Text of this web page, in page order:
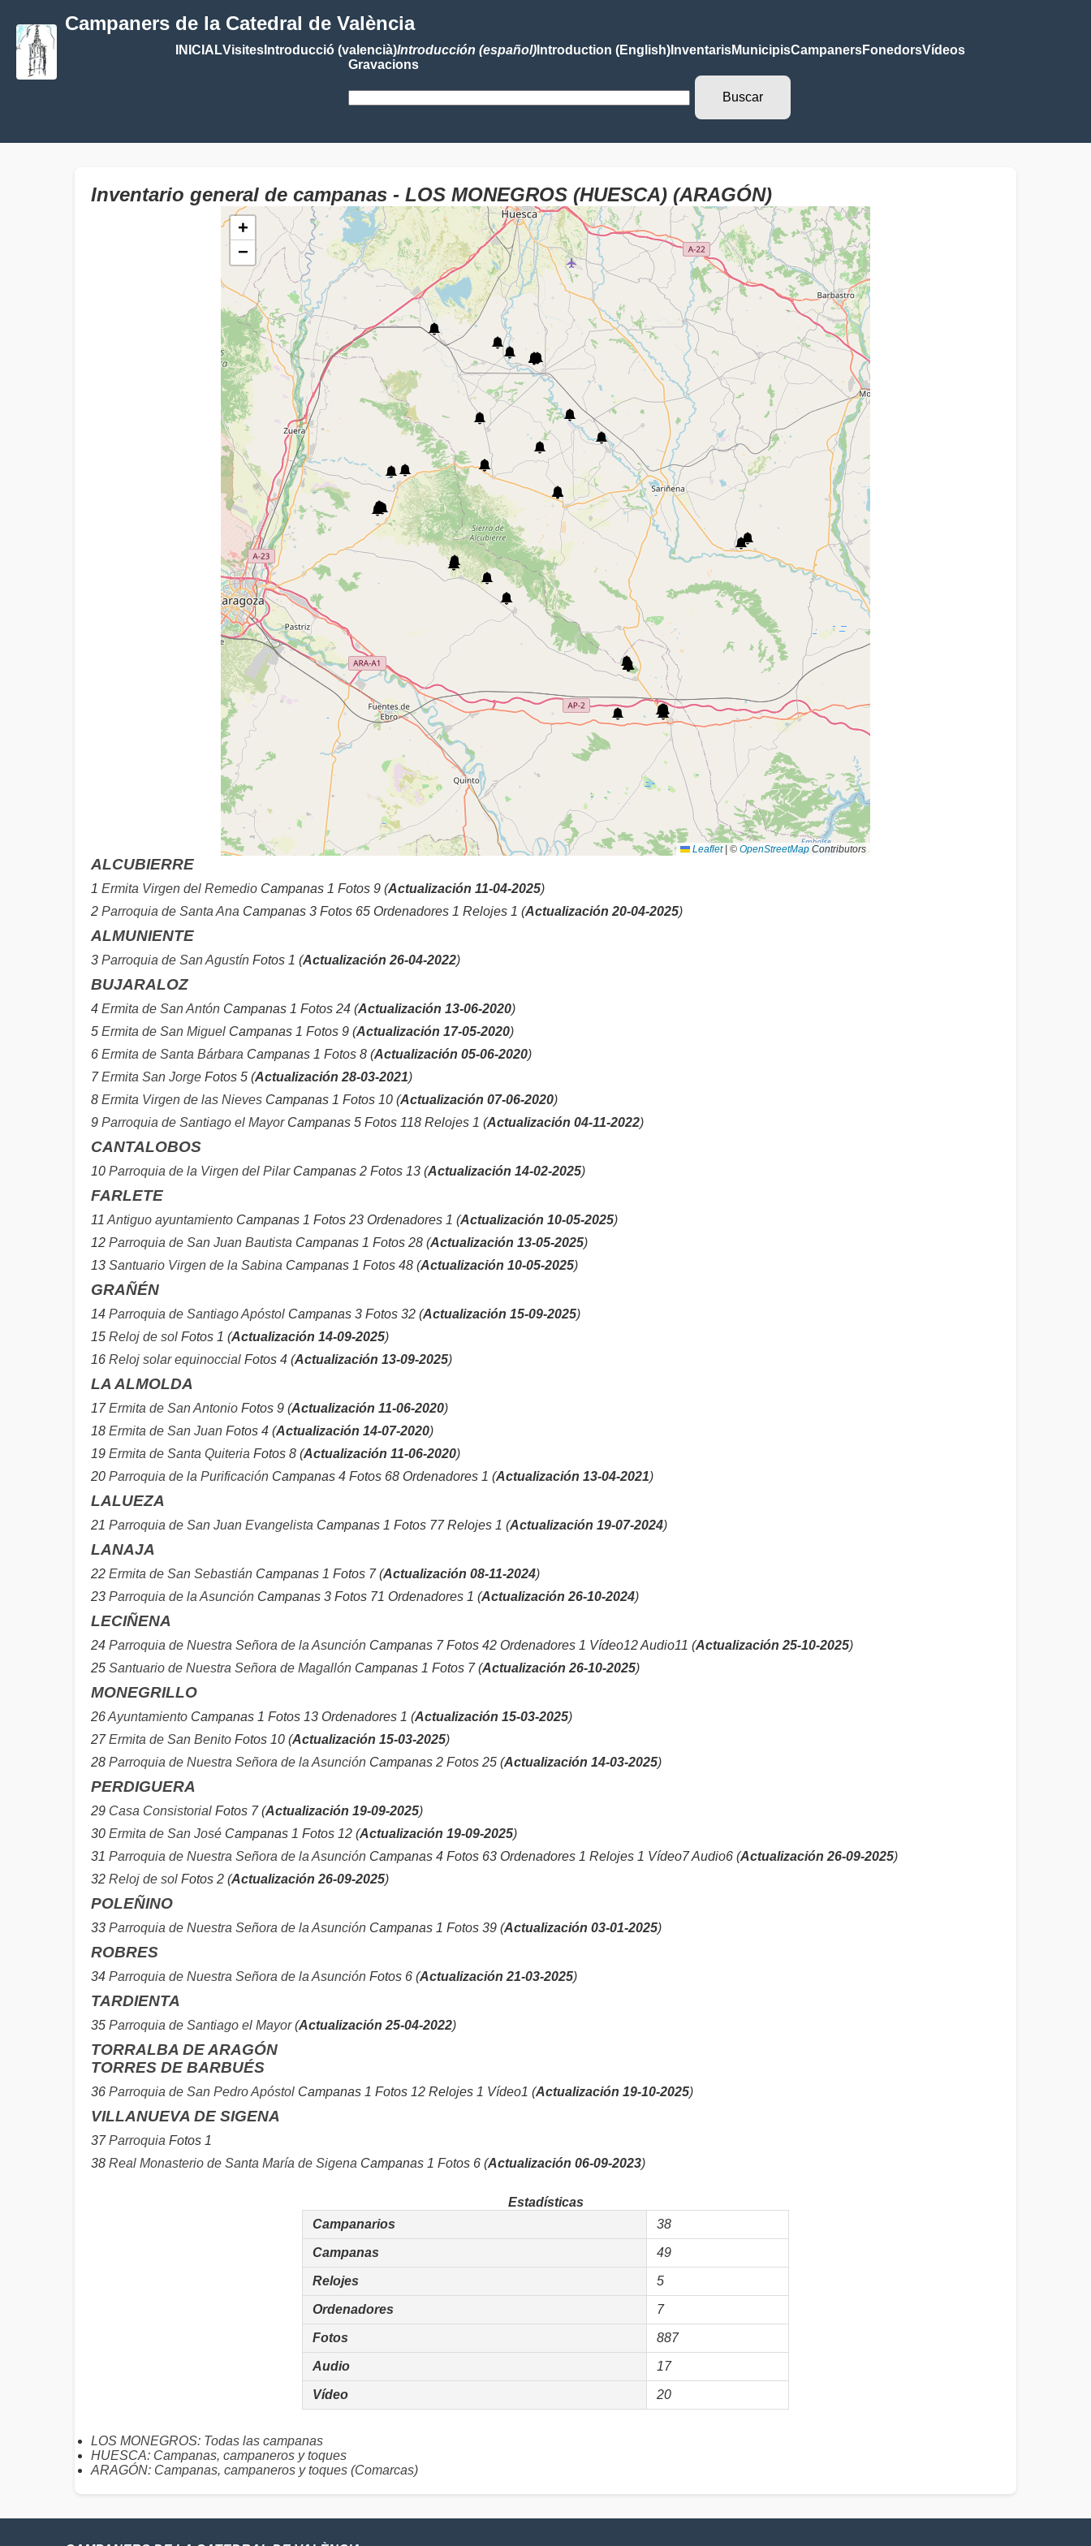
Campaners de la Catedral de València
INICIALVisitesIntroducció (valencià)Introducción (español)Introduction (English)InventarisMunicipisCampanersFonedorsVídeos
Gravacions
Inventario general de campanas - LOS MONEGROS (HUESCA) (ARAGÓN)
+
−
Leaflet © OpenStreetMapContributors
ALCUBIERRE
1 Ermita Virgen del Remedio Campanas 1 Fotos 9 (Actualización 11-04-2025)
2 Parroquia de Santa Ana Campanas 3 Fotos 65 Ordenadores 1 Relojes 1 (Actualización 20-04-2025)
ALMUNIENTE
3 Parroquia de San Agustín Fotos 1 (Actualización 26-04-2022)
BUJARALOZ
4 Ermita de San Antón Campanas 1 Fotos 24 (Actualización 13-06-2020)
5 Ermita de San Miguel Campanas 1 Fotos 9 (Actualización 17-05-2020)
6 Ermita de Santa Bárbara Campanas 1 Fotos 8 (Actualización 05-06-2020)
7Ermita San Jorge Fotos 5 (Actualización 28-03-2021)
8 Ermita Virgen de las Nieves Campanas 1 Fotos 10 (Actualización 07-06-2020)
9 Parroquia de Santiago el MayorCampanas 5 Fotos 118 Relojes 1 (Actualización 04-11-2022)
CANTALOBOS
10 Parroquia de la Virgen del PilarCampanas 2 Fotos 13 (Actualización 14-02-2025)
FARLETE
11 Antiguo ayuntamiento Campanas 1 Fotos 23 Ordenadores 1 (Actualización 10-05-2025)
12 Parroquia de San Juan Bautista Campanas 1 Fotos 28 (Actualización 13-05-2025)
13 Santuario Virgen de la Sabina Campanas 1 Fotos 48 (Actualización 10-05-2025)
GRAÑÉN
14 Parroquia de Santiago Apóstol Campanas 3 Fotos 32 (Actualización 15-09-2025)
15 Reloj de sol Fotos 1 (Actualización 14-09-2025)
16 Reloj solar equinoccial Fotos 4 (Actualización 13-09-2025)
LA ALMOLDA
17Ermita de San Antonio Fotos 9 (Actualización 11-06-2020)
18 Ermita de San Juan Fotos 4 (Actualización 14-07-2020)
19 Ermita de Santa Quiteria Fotos 8 (Actualización 11-06-2020)
20 Parroquia de la Purificación Campanas 4 Fotos 68 Ordenadores 1 (Actualización 13-04-2021)
LALUEZA
21 Parroquia de San Juan Evangelista Campanas 1 Fotos 77 Relojes 1 (Actualización 19-07-2024)
LANAJA
22 Ermita de San Sebastián Campanas 1 Fotos 7 (Actualización 08-11-2024)
23 Parroquia de la Asunción Campanas 3 Fotos 71 Ordenadores 1 (Actualización 26-10-2024)
LECIÑENA
24 Parroquia de Nuestra Señora de la Asunción Campanas 7 Fotos 42 Ordenadores 1 Vídeo12 Audio11 (Actualización 25-10-2025)
25 Santuario de Nuestra Señora de Magallón Campanas 1 Fotos 7 (Actualización 26-10-2025)
MONEGRILLO
26Ayuntamiento Campanas 1 Fotos 13 Ordenadores 1 (Actualización 15-03-2025)
27Ermita de San Benito Fotos 10 (Actualización 15-03-2025)
28 Parroquia de Nuestra Señora de la Asunción Campanas 2 Fotos 25 (Actualización 14-03-2025)
PERDIGUERA
29 Casa Consistorial Fotos 7 (Actualización 19-09-2025)
30 Ermita de San José Campanas 1 Fotos 12 (Actualización 19-09-2025)
31 Parroquia de Nuestra Señora de la Asunción Campanas 4 Fotos 63 Ordenadores 1 Relojes 1 Vídeo7 Audio6 (Actualización 26-09-2025)
32 Reloj de sol Fotos 2 (Actualización 26-09-2025)
POLEÑINO
33 Parroquia de Nuestra Señora de la Asunción Campanas 1 Fotos 39 (Actualización 03-01-2025)
ROBRES
34 Parroquia de Nuestra Señora de la Asunción Fotos 6 (Actualización 21-03-2025)
TARDIENTA
35 Parroquia de Santiago el Mayor(Actualización 25-04-2022)
TORRALBA DE ARAGÓN
TORRES DE BARBUÉS
36 Parroquia de San Pedro Apóstol Campanas 1 Fotos 12 Relojes 1 Vídeo1 (Actualización 19-10-2025)
VILLANUEVA DE SIGENA
37Parroquia Fotos 1
38 Real Monasterio de Santa María de Sigena Campanas 1 Fotos 6 (Actualización 06-09-2023)
Estadísticas
Campanarios
38
Campanas 49
Relojes 5
Ordenadores 7
Fotos 887
Audio 17
Vídeo 20
LOS MONEGROS: Todas las campanas
HUESCA: Campanas, campaneros y toques
ARAGÓN: Campanas, campaneros y toques (Comarcas)